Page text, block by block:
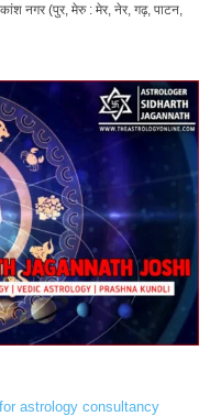
नगर (पुर, मेरु : मेर, नेर, गढ़, पाटन,
astrology consultancy